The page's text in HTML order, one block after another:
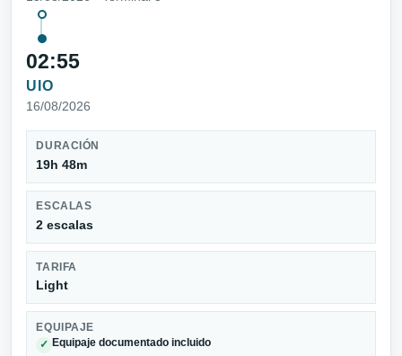
02:55
UIO
16/08/2026
DURACIÓN
19h 48m
ESCALAS
2 escalas
TARIFA
Light
EQUIPAJE
✓ Equipaje documentado incluido